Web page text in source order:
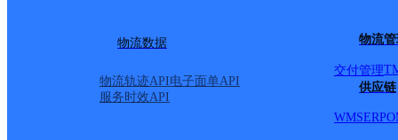
物流数据
物流轨迹API电子面单API
服务时效API
物流
交付管理
供应链
WMSERP